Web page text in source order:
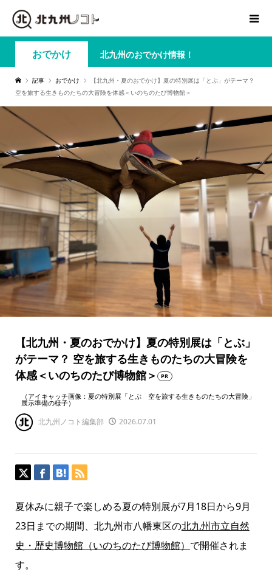
おでかけ 北九州のおでかけ情報！
記事 おでかけ
【北九州・夏のおでかけ】夏の特別展は「とぶ」がテーマ？
空を旅する生きものたちの大冒険を体感＜いのちのたび博物館＞
【北九州・夏のおでかけ】夏の特別展は「とぶ」
がテーマ？ 空を旅する生きものたちの大冒険を
体感＜いのちのたび博物館＞
PR
（アイキャッチ画像：夏の特別展「とぶ 空を旅する生きものたちの大冒険」
展示準備の様子）
北九州ノコト編集部 2026.07.01
夏休みに親子で楽しめる夏の特別展が7月18日から9月
23日までの期間、北九州市八幡東区の北九州市立自然
史・歴史博物館（いのちのたび博物館） で開催されま
す。